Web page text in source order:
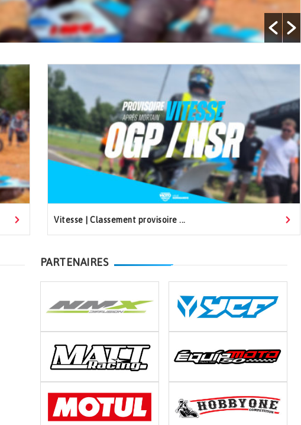
Vitesse | Classement provisoire ...
PARTENAIRES